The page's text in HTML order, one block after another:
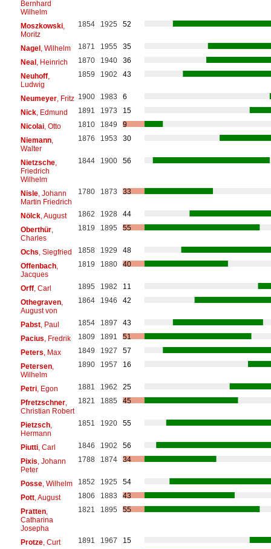
Bernhard
Wilhelm
Moszkowski,
Moritz
1854 1925 52
Nagel, Wilhelm 1871 1955
35
Neal, Heinrich 1870 1940
36
Neuhoff,
Ludwig
1859 1902 43
Neumeyer, Fritz 1900 1983
6
Nick, Edmund 1891 1973
15
Nicolai, Otto 1810 1849
9
Niemann,
Walter
1876 1953 30
Nietzsche,
Friedrich
Wilhelm
1844 1900 56
Nisle, Johann
Martin Friedrich
1780 1873 33
Nölck, August 1862 1928
44
Oberthür,
Charles
1819 1895 55
Ochs , Siegfried 1858 1929
48
Offenbach,
Jacques
1819 1880 40
Orff, Carl 1895 1982
11
Othegraven,
August von
1864 1946 42
Pabst, Paul 1854 1897
43
Pacius , Fredrik 1809 1891
51
Peters , Max 1849 1927
57
Petersen,
Wilhelm
1890 1957 16
Petri, Egon 1881 1962
25
Pfretzschner,
Christian Robert
1821 1885 45
Pietzsch,
Hermann
1851 1920 55
Piutti, Carl 1846 1902
56
Pixis , Johann
Peter
1788 1874 34
Posse, Wilhelm 1852 1925
54
Pott, August 1806 1883
43
Pratten,
Catharina
Josepha
1821 1895 55
Protze, Curt 1891 1967
15